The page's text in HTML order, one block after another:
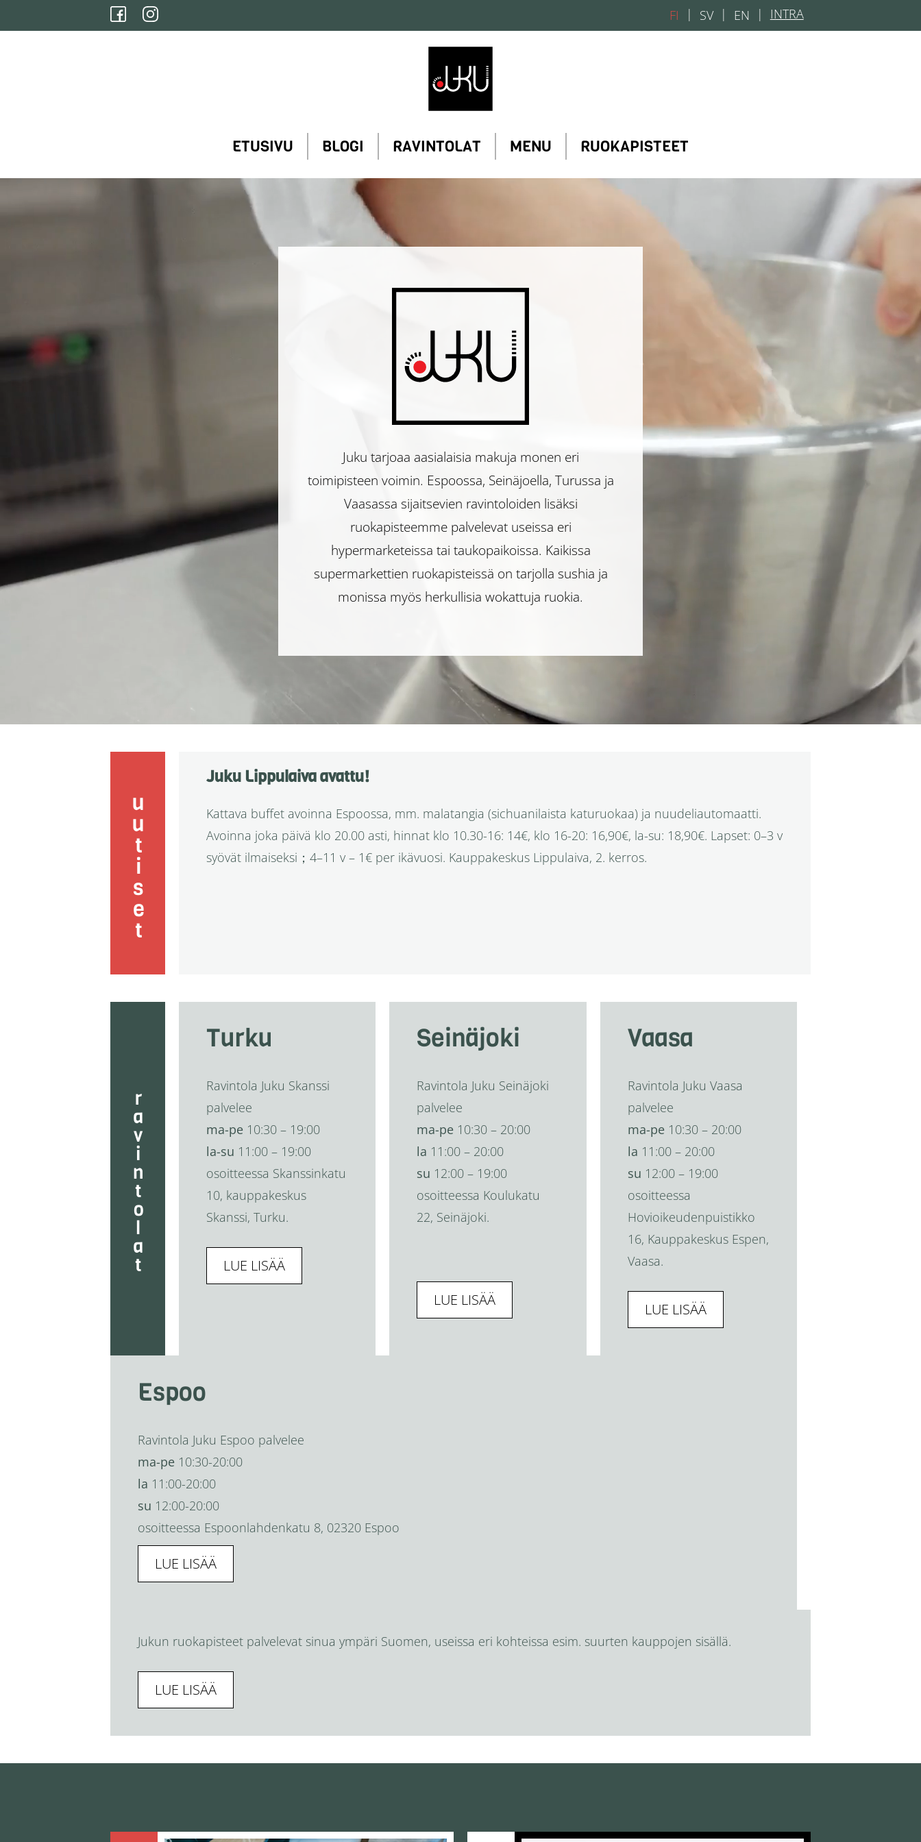
sisältöön
FI SV EN |
INTRA
ETUSIVU BLOGI RAVINTOLAT MENU RUOKAPISTEET
Ravintola
Ravintola
Juku
Juku tarjoaa aasialaisia makuja monen eri
toimipisteen voimin. Espoossa, Seinäjoella, Turussa ja
Vaasassa sijaitsevien ravintoloiden lisäksi
ruokapisteemme palvelevat useissa eri
hypermarketeissa tai taukopaikoissa. Kaikissa
supermarkettien ruokapisteissä on tarjolla sushia ja
monissa myös herkullisia wokattuja ruokia.
uutiset
Juku Lippulaiva avattu!
Kattava buffet avoinna Espoossa, mm. malatangia (sichuanilaista katuruokaa) ja nuudeliautomaatti.
Avoinna joka päivä klo 20.00 asti, hinnat klo 10.30-16: 14€, klo 16-20: 16,90€, la-su: 18,90€. Lapset: 0–3 v
syövät ilmaiseksi；4–11 v – 1€ per ikävuosi. Kauppakeskus Lippulaiva, 2. kerros.
ravintolat
Turku
Ravintola Juku Skanssi
palvelee
ma-pe 10:30 – 19:00
la-su 11:00 – 19:00
osoitteessa Skanssinkatu
10, kauppakeskus
Skanssi, Turku.
LUE LISÄÄ
Seinäjoki
Ravintola Juku Seinäjoki
palvelee
ma-pe 10:30 – 20:00
la 11:00 – 20:00
su 12:00 – 19:00
osoitteessa Koulukatu
22, Seinäjoki.
LUE LISÄÄ
Vaasa
Ravintola Juku Vaasa
palvelee
ma-pe10:30 – 20:00
la 11:00 – 20:00
su 12:00 – 19:00
osoitteessa
Hovioikeudenpuistikko
16, Kauppakeskus Espen,
Vaasa.
LUE LISÄÄ
Espoo
Ravintola Juku Espoo palvelee
ma-pe 10:30-20:00
la 11:00-20:00
su 12:00-20:00
osoitteessa Espoonlahdenkatu 8, 02320 Espoo
LUE LISÄÄ
Jukun ruokapisteet palvelevat sinua ympäri Suomen, useissa eri kohteissa esim. suurten kauppojen sisällä.
LUE LISÄÄ